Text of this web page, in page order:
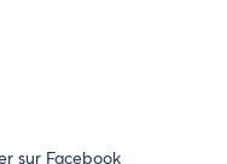
sur Facebook